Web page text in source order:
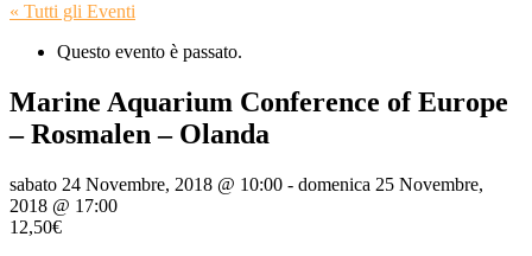
« Tutti gli Eventi
Questo evento è passato.
Marine Aquarium Conference of Europe
– Rosmalen – Olanda
sabato 24 Novembre, 2018 @ 10:00 - domenica 25 Novembre,
2018 @ 17:00
12,50€